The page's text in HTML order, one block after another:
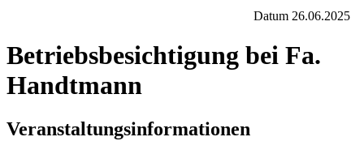
Datum 26.06.2025
Betriebsbesichtigung bei Fa.
Handtmann
Veranstaltungsinformationen